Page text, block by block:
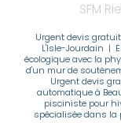
SFM
Urgent devis
L'Isle-Jourdain |
écologique avec la
d'un mur de
Urgent devis
automatique à
pisciniste pour
spécialisée dans la